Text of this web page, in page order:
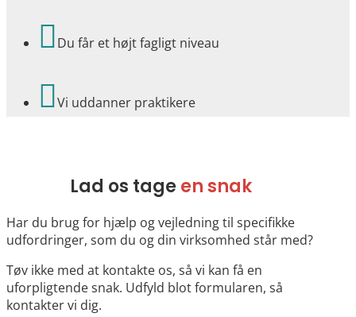
Du får et højt fagligt niveau
Vi uddanner praktikere
Lad os tage en snak
Har du brug for hjælp og vejledning til specifikke
udfordringer, som du og din virksomhed står med?
Tøv ikke med at kontakte os, så vi kan få en
uforpligtende snak. Udfyld blot formularen, så
kontakter vi dig.